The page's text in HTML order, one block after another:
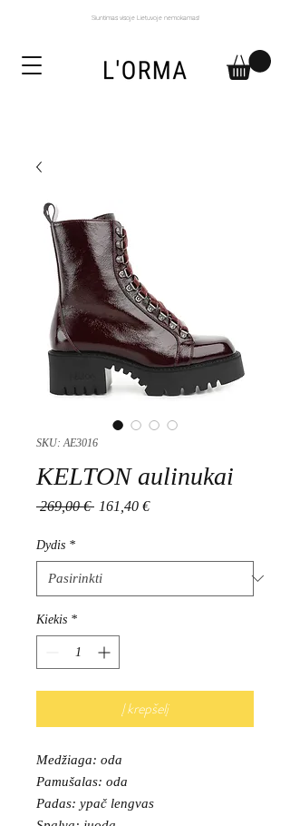
Siuntimas visoje Lietuvoje nemokamas!
SKU: AE3016
KELTON aulinukai
269,00 € Įprastinė
161,40 €Pardavimo
Dydis *
Kiekis *
Į krepšelį
Medžiaga: oda
Pamušalas: oda
Padas: ypač lengvas